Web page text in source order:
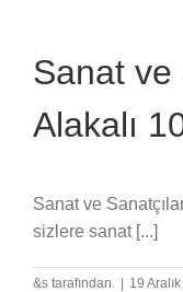
Sanat ve
Alakalı
Sanat ve
sizlere sanat [...]
&s tarafından. | 19